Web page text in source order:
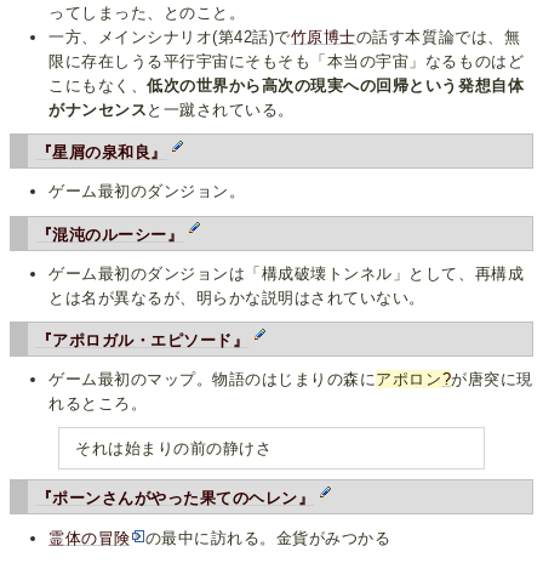
ってしまった、とのこと。
一方、メインシナリオ(第42話)で竹原博士の話す本質論では、無
限に存在しうる平行宇宙にそもそも「本当の宇宙」なるものはど
こにもなく、低次の世界から高次の現実への回帰という発想自体
がナンセンス と一蹴されている。
『星屑の泉和良』
ゲーム最初のダンジョン。
『混沌のルーシー』
ゲーム最初のダンジョンは「構成破壊トンネル」として、再構成
とは名が異なるが、明らかな説明はされていない。
『アポロガル・エピソード』
ゲーム最初のマップ。物語のはじまりの森にアポロン?が唐突に現
れるところ。
それは始まりの前の静けさ
『ポーンさんがやった果てのヘレン』
霊体の冒険 の最中に訪れる。金貨がみつかる